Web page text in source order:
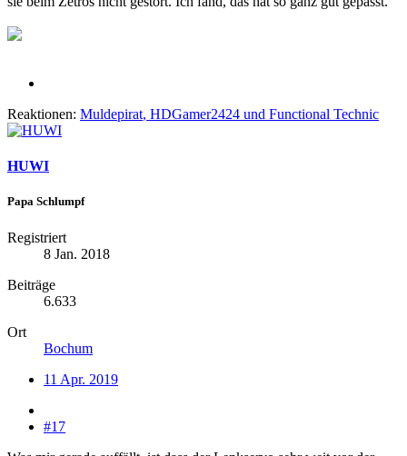
Reaktionen: Muldepirat, HDGamer2424 und Functional Technic
HUWI
Papa Schlumpf
Registriert
8 Jan. 2018
Beiträge
6.633
Ort
Bochum
11 Apr. 2019
#17